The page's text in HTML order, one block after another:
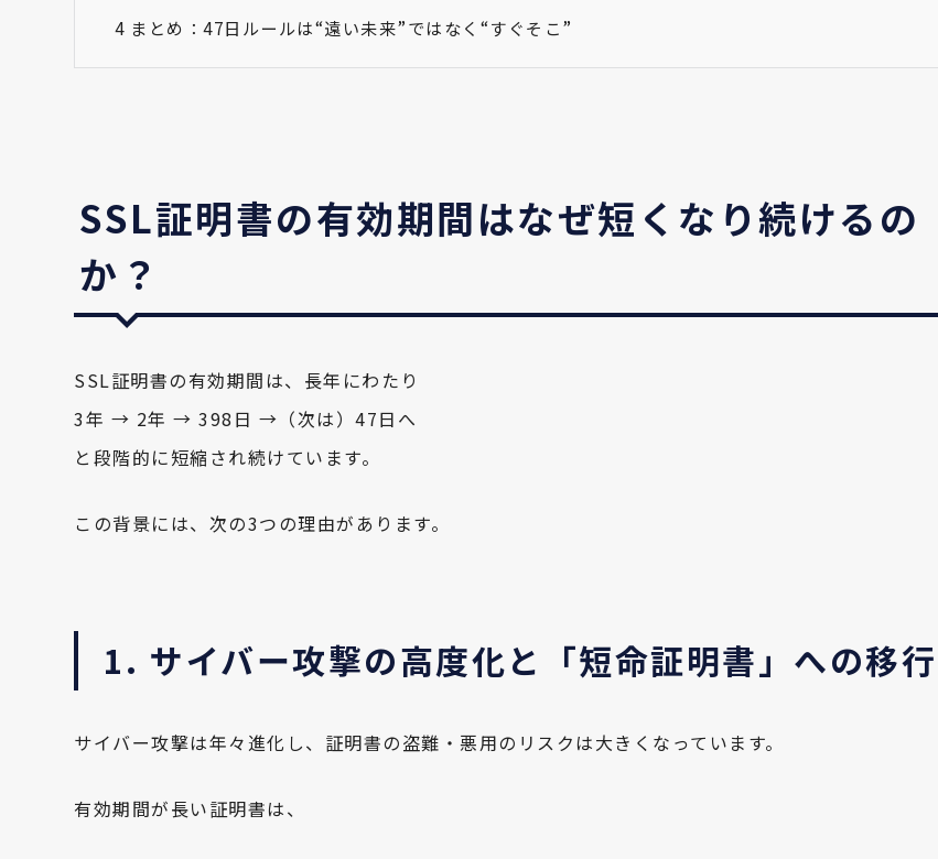
4 まとめ：47日ルールは“遠い未来”ではなく“すぐそこ”
SSL証明書の有効期間はなぜ短くなり続けるの
か？
SSL証明書の有効期間は、長年にわたり
3年 → 2年 → 398日 →（次は）47日へ
と段階的に短縮され続けています。
この背景には、次の3つの理由があります。
1. サイバー攻撃の高度化と「短命証明書」への移行
サイバー攻撃は年々進化し、証明書の盗難・悪用のリスクは大きくなっています。
有効期間が長い証明書は、